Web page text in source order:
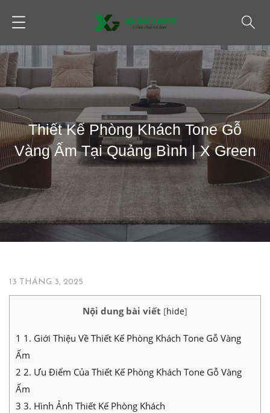
Thiết Kế Phòng Khách Tone Gỗ
Vàng Ấm Tại Quảng Bình | X Green
THIẾT KẾ PHÒNG KHÁCH
13 THÁNG 3, 2025
Nội dung bài viết [hide]
1 1. Giới Thiệu Về Thiết Kế Phòng Khách Tone Gỗ Vàng
Ấm
2 2. Ưu Điểm Của Thiết Kế Phòng Khách Tone Gỗ Vàng
Ấm
3 3. Hình Ảnh Thiết Kế Phòng Khách